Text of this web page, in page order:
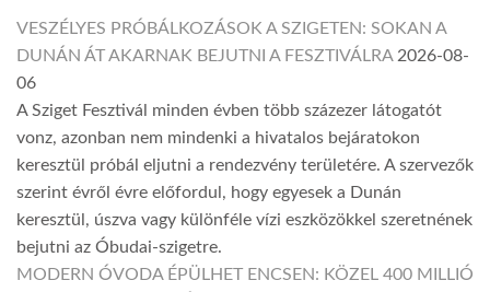
VESZÉLYES PRÓBÁLKOZÁSOK A SZIGETEN: SOKAN A
DUNÁN ÁT AKARNAK BEJUTNI A FESZTIVÁLRA 2026-08-
06
A Sziget Fesztivál minden évben több százezer látogatót
vonz, azonban nem mindenki a hivatalos bejáratokon
keresztül próbál eljutni a rendezvény területére. A szervezők
szerint évről évre előfordul, hogy egyesek a Dunán
keresztül, úszva vagy különféle vízi eszközökkel szeretnének
bejutni az Óbudai-szigetre.
MODERN ÓVODA ÉPÜLHET ENCSEN: KÖZEL 400 MILLIÓ